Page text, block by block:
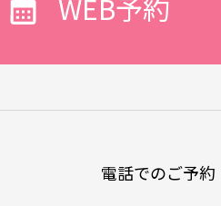
WEB予約
電話でのご予